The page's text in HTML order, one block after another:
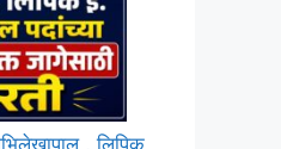
, लिपिक